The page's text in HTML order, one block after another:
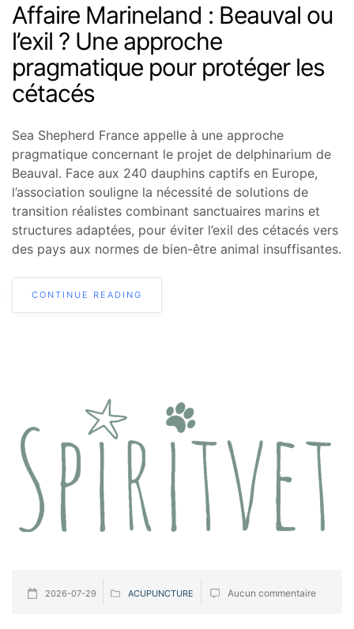
Affaire Marineland : Beauval ou
l’exil ? Une approche
pragmatique pour protéger les
cétacés
Sea Shepherd France appelle à une approche
pragmatique concernant le projet de delphinarium de
Beauval. Face aux 240 dauphins captifs en Europe,
l’association souligne la nécessité de solutions de
transition réalistes combinant sanctuaires marins et
structures adaptées, pour éviter l’exil des cétacés vers
des pays aux normes de bien-être animal insuffisantes.
CONTINUE READING
2026-07-29 ACUPUNCTURE Aucun commentaire